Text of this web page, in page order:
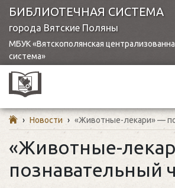
БИБЛИОТЕЧНАЯ СИСТЕМА
города Вятские Поляны
МБУК «Вятскополянская
система»
› Новости › «Животные-лекари» —
«Животные-
познавательный